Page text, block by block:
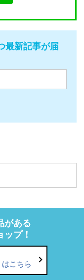
最新記事が届
がある
プ！
はこちら